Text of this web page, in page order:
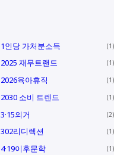
1인당 가처분소득 1
2025 재무트랜드 1
2026육아휴직 1
2030 소비 트렌드 1
3·15의거 2
302리디렉션 1
4·19이후문학 1